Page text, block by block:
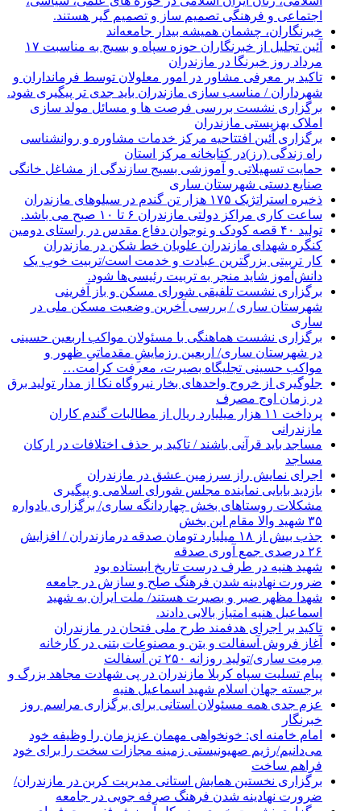
اجتماعی و فرهنگی تصمیم ساز و تصمیم گیر هستند.
خبرنگاران، چشمان همیشه بیدار جامعه‌اند
آئین تجلیل از خبرنگاران حوزه سپاه و بسیج به مناسبت ۱۷
مرداد روز خبرنگا در مازندران
تاکید بر معرفی مشاور در امور معلولان توسط فرمانداران و
شهرداران / مناسب سازی مازندران باید جدی تر پیگیری شود.
برگزاری نشست بررسی فرصت ها و مسائل مولد سازی
املاک بهزیستی مازندران
برگزاری آئین افتتاحیه مرکز خدمات مشاوره و روانشناسی
راه زندگی (رز)در کتابخانه مرکز استان
حمایت تسهیلاتی و آموزشی بسیج سازندگی از مشاغل خانگی
صنایع دستی شهرستان ساری
ذخیره استراتژیک ۱۷۵ هزار تن گندم در سیلوهای مازندران
ساعت کاری مراکز دولتی مازندران ۶ تا ۱۰ صبح می باشد.
تولید ۴۰ قصه کودک و نوجوان دفاع مقدس در راستای دومین
کنگره شهدای مازندران علویان خط شکن در مازندران
کار تربیتی بزرگترین عبادت و خدمت است/تربیت خوب یک
دانش‌آموز شاید منجر به تربیت رئیسی‌ها شود.
برگزاری ‌نشست تلفیقی شورای مسکن و باز آفرینی
شهرستان ساری / بررسی آخرین وضعیت مسکن ملی در
ساری
برگزاری نشست هماهنگی با مسئولان مواکب اربعین حسینی
در شهرستان ساری/ اربعین رزمایشِ مقدماتیِ ظهور و
مواکب حسینی تجلیگاه بصیرت، معرفت کرامت…
جلوگیری از خروج واحدهای بخار نیروگاه نکا از مدار تولید برق
در زمان اوج مصرف
پرداخت ۱۱ هزار میلیارد ریال از مطالبات گندم کاران
مازندرانی
مساجد باید قرآنی باشند / تاکید بر حذف اختلافات در ارکان
مساجد
اجرای نمایش راز سرزمین عشق در مازندران
بازدید بابایی نماینده مجلس شورای اسلامی و پیگیری
مشکلات روستاهای بخش چهاردانگه ساری/ برگزاری یادواره
۳۵ شهید والا مقام این بخش
جذب بیش از ۱۸ میلیارد تومان صدقه درمازندران / افزایش
۲۶ درصدی جمع آوری صدقه
شهید هنیه در طرف درست تاریخ ایستاده بود
ضرورت نهادینه شدن فرهنگ صلح و سازش در جامعه
شهدا مظهر صبر و بصیرت هستند/ ملت ایران به شهید
اسماعیل هنیه امتیاز بالایی دادند.
تاکید بر اجرای هدفمند طرح ملی فتحان در مازندران
آغاز فروش آسفالت و بتن و مصنوعات بتنی در کارخانه
مِرمِت ساری/تولید روزانه ۲۵۰ تن آسفالت
پیام تسلیت سپاه کربلا مازندران در پی شهادت مجاهد بزرگ و
برجسته جهان اسلام شهید اسماعیل هنیه
عزم جدی همه مسئولان استانی برای برگزاری مراسم روز
خبرنگار
امام خامنه ای: خونخواهی مهمان عزیزمان را وظیفه خود
می‌دانیم/رژیم صهیونیستی زمینه مجازات سخت را برای خود
فراهم ساخت
برگزاری نخستین همایش استانی مدیریت کربن در مازندران/
ضرورت نهادینه شدن فرهنگ صرفه جویی در جامعه